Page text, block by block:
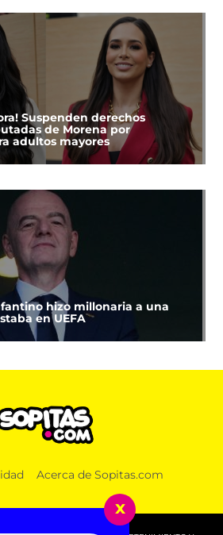
Suspenden derechos
de Morena por
adultos mayores
hizo millonaria a una
en UEFA
Acerca de Sopitas.com
x